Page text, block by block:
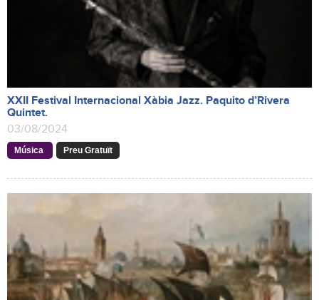
XXII Festival Internacional Xàbia Jazz. Paquito d’Rivera
Quintet.
03/08/2024
Música Preu Gratuït